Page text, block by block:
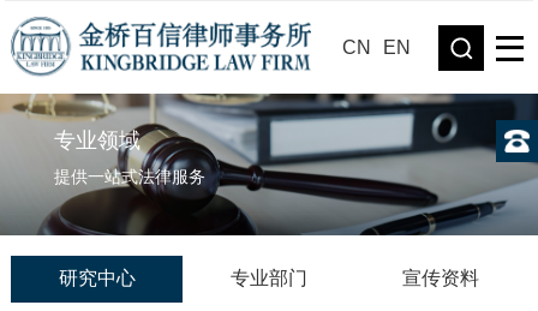
CN EN
专业领域
提供一站式法律服务
研究中心 专业部门 宣传资料